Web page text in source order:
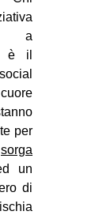
è il
per
sorga
un
di